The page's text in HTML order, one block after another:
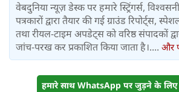
वेबदुनिया न्यूज़ डेस्क पर हमारे स्ट्रिंगर्स,
पत्रकारों द्वारा तैयार की गई ग्राउंड रिपोर्ट्स,
तथा रीयल-टाइम अपडेट्स को वरिष्ठ संपादकों
जांच-परख कर प्रकाशित किया जाता है।.... और
हमारे साथ WhatsApp पर जुड़ने के